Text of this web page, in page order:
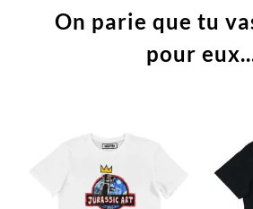
On parie que tu
pour